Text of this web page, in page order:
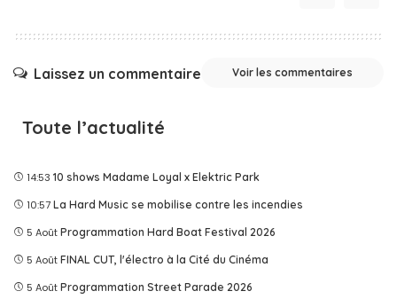
Laissez un commentaire Voir les commentaires
Toute l’actualité
14:53 10 shows Madame Loyal x Elektric Park
10:57 La Hard Music se mobilise contre les incendies
5 Août Programmation Hard Boat Festival 2026
5 Août FINAL CUT, l'électro à la Cité du Cinéma
5 Août Programmation Street Parade 2026